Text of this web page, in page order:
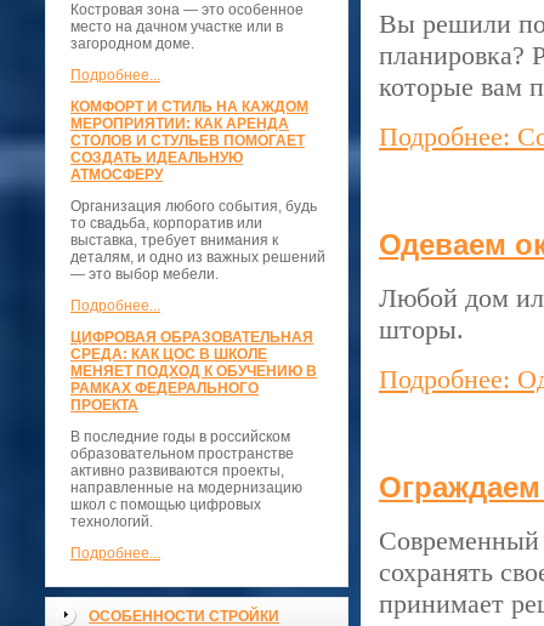
Костровая зона — это особенное
место на дачном участке или в
загородном доме.
Подробнее...
КОМФОРТ И СТИЛЬ НА КАЖДОМ
МЕРОПРИЯТИИ: КАК АРЕНДА
СТОЛОВ И СТУЛЬЕВ ПОМОГАЕТ
СОЗДАТЬ ИДЕАЛЬНУЮ
АТМОСФЕРУ
Организация любого события, будь
то свадьба, корпоратив или
выставка, требует внимания к
деталям, и одно из важных решений
— это выбор мебели.
Подробнее...
ЦИФРОВАЯ ОБРАЗОВАТЕЛЬНАЯ
СРЕДА: КАК ЦОС В ШКОЛЕ
МЕНЯЕТ ПОДХОД К ОБУЧЕНИЮ В
РАМКАХ ФЕДЕРАЛЬНОГО
ПРОЕКТА
В последние годы в российском
образовательном пространстве
активно развиваются проекты,
направленные на модернизацию
школ с помощью цифровых
технологий.
Подробнее...
ОСОБЕННОСТИ СТРОЙКИ
Вы решили
планировка?
которые вам
Подробнее:
Одеваем
Любой дом
шторы.
Подробнее:
Ограждаем
Современный
сохранять
принимает